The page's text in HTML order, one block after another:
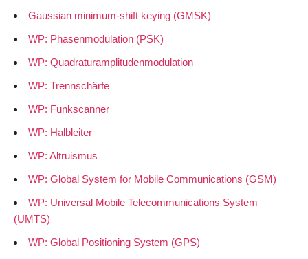
Gaussian minimum-shift keying (GMSK)
WP: Phasenmodulation (PSK)
WP: Quadraturamplitudenmodulation
WP: Trennschärfe
WP: Funkscanner
WP: Halbleiter
WP: Altruismus
WP: Global System for Mobile Communications (GSM)
WP: Universal Mobile Telecommunications System
(UMTS)
WP: Global Positioning System (GPS)